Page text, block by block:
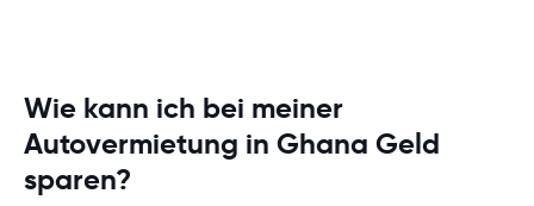
Wie kann ich bei meiner
Autovermietung in Ghana Geld
sparen?